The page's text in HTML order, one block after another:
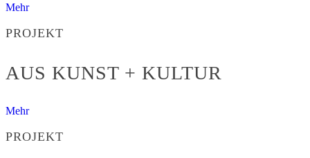
Mehr
PROJEKT
AUS KUNST + KULTUR
Mehr
PROJEKT